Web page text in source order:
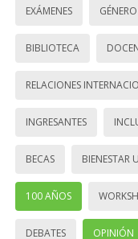
EXÁMENES GÉNERO
BIBLIOTECA
RELACIONES
INGRESANTES
BECAS BIENESTAR
100 AÑOS
DEBATES OPINIÓN